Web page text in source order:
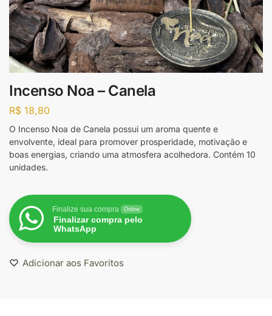
Incenso Noa – Canela
R$ 18,80
O Incenso Noa de Canela possui um aroma quente e
envolvente, ideal para promover prosperidade, motivação e
boas energias, criando uma atmosfera acolhedora. Contém 10
unidades.
Finalize sua compra Online
Finalizar compra pelo
WhatsApp
Adicionar aos Favoritos